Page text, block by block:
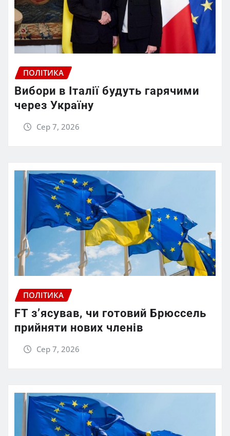
ПОЛІТИКА
Вибори в Італії будуть гарячими
через Україну
Сер 7, 2026
ПОЛІТИКА
FT зʼясував, чи готовий Брюссель
прийняти нових членів
Сер 7, 2026